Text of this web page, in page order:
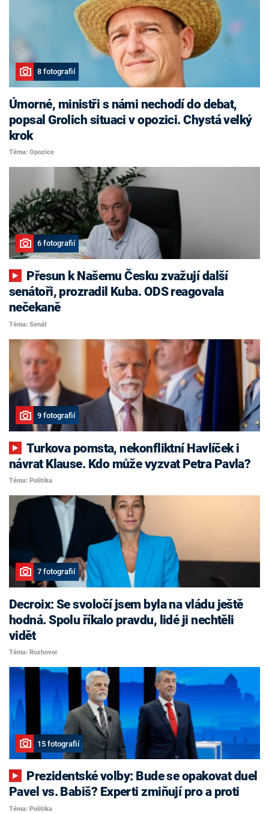
8 fotografií
Úmorné, ministři s námi nechodí do debat,
popsal Grolich situaci v opozici. Chystá velký
krok
Téma: Opozice
6 fotografií
senátoři, prozradil Kuba. ODS reagovala
nečekaně
Téma: Senát
9 fotografií
Turkova pomsta, nekonfliktní Havlíček i
návrat Klause. Kdo může vyzvat Petra Pavla?
Téma: Politika
7 fotografií
Decroix: Se svoločí jsem byla na vládu ještě
hodná. Spolu říkalo pravdu, lidé ji nechtěli
vidět
Téma: Rozhovor
15 fotografií
Pavel vs. Babiš? Experti zmiňují pro a proti
Téma: Politika